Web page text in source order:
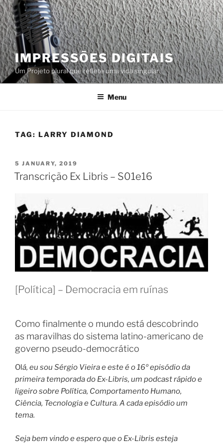
Skip
to
content
IMPRESSÕES DIGITAIS
Um Projeto plural que reflete uma vida singular
Menu
TAG: LARRY DIAMOND
POSTED
ON
5 JANUARY, 2019
Transcrição Ex Libris – S01e16
[Política] – Democracia em ruínas
Como finalmente o mundo está descobrindo
as maravilhas do sistema latino-americano de
governo pseudo-democrático
Olá, eu sou Sérgio Vieira e este é o 16º episódio da
primeira temporada do Ex-Libris, um podcast rápido e
ligeiro sobre Política, Comportamento Humano,
Ciência, Tecnologia e Cultura. A cada episódio um
tema.
Seja bem vindo e espero que o Ex-Libris esteja